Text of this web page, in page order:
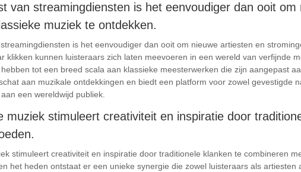
van streamingdiensten is het eenvoudiger dan ooit
muziek te ontdekken.
is het eenvoudiger dan ooit om nieuwe artiesten en
klikken kunnen luisteraars zich laten meevoeren in een wereld van verfijnde
tot een breed scala aan klassieke meesterwerken die zijn aangepast
aan muzikale ontdekkingen en biedt een platform voor zowel gevestigde
een wereldwijd publiek.
muziek stimuleert creativiteit en inspiratie door
stimuleert creativiteit en inspiratie door traditionele klanken te combineren
het heden ontstaat er een unieke synergie die zowel luisteraars als